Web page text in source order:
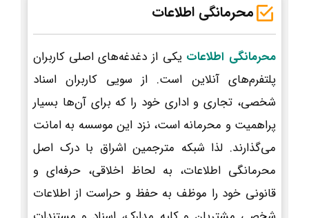
محرمانگی اطلاعات
محرمانگی اطلاعات یکی از دغدغه‌های اصلی کاربران
پلتفرم‌های آنلاین است. از سویی کاربران اسناد
شخصی، تجاری و اداری خود را که برای آن‌ها بسیار
پراهمیت و محرمانه است، نزد این موسسه به امانت
می‌گذارند. لذا شبکه مترجمین اشراق با درک اصل
محرمانگی اطلاعات، به لحاظ اخلاقی، حرفه‌ای و
قانونی خود را موظف به حفظ و حراست از اطلاعات